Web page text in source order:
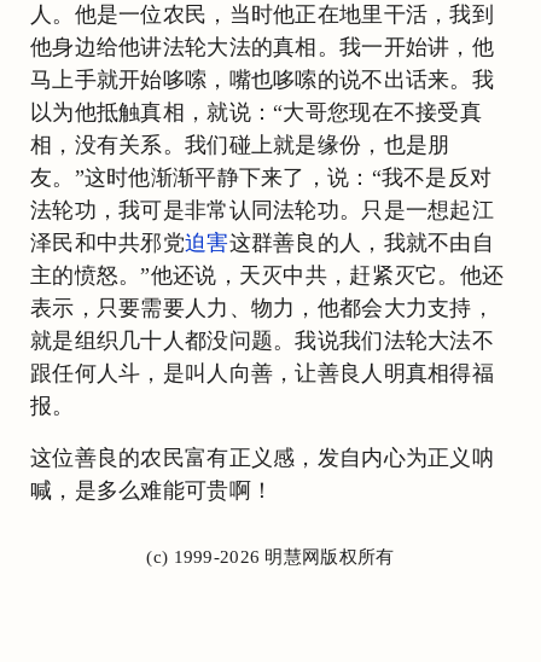
人。他是一位农民，当时他正在地里干活，我到
他身边给他讲法轮大法的真相。我一开始讲，他
马上手就开始哆嗦，嘴也哆嗦的说不出话来。我
以为他抵触真相，就说：“大哥您现在不接受真
相，没有关系。我们碰上就是缘份，也是朋
友。”这时他渐渐平静下来了，说：“我不是反对
法轮功，我可是非常认同法轮功。只是一想起江
泽民和中共邪党迫害这群善良的人，我就不由自
主的愤怒。”他还说，天灭中共，赶紧灭它。他还
表示，只要需要人力、物力，他都会大力支持，
就是组织几十人都没问题。我说我们法轮大法不
跟任何人斗，是叫人向善，让善良人明真相得福
报。
这位善良的农民富有正义感，发自内心为正义呐
喊，是多么难能可贵啊！
(c) 1999-2026 明慧网版权所有